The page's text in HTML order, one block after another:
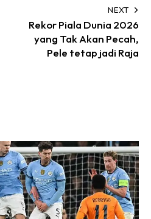
NEXT
Rekor Piala Dunia 2026
yang Tak Akan Pecah,
Pele tetap jadi Raja